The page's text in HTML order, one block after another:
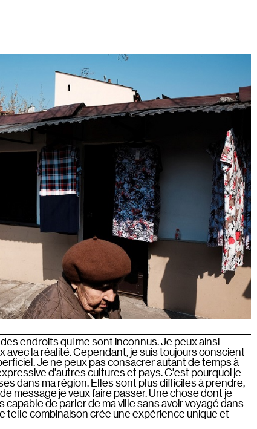
endroits qui me sont inconnus. Je peux ainsi
avec la réalité. Cependant, je suis toujours conscient
Je ne peux pas consacrer autant de temps à
d'autres cultures et pays. C'est pourquoi je
dans ma région. Elles sont plus difficiles à prendre,
message je veux faire passer. Une chose dont je
capable de parler de ma ville sans avoir voyagé dans
telle combinaison crée une expérience unique et